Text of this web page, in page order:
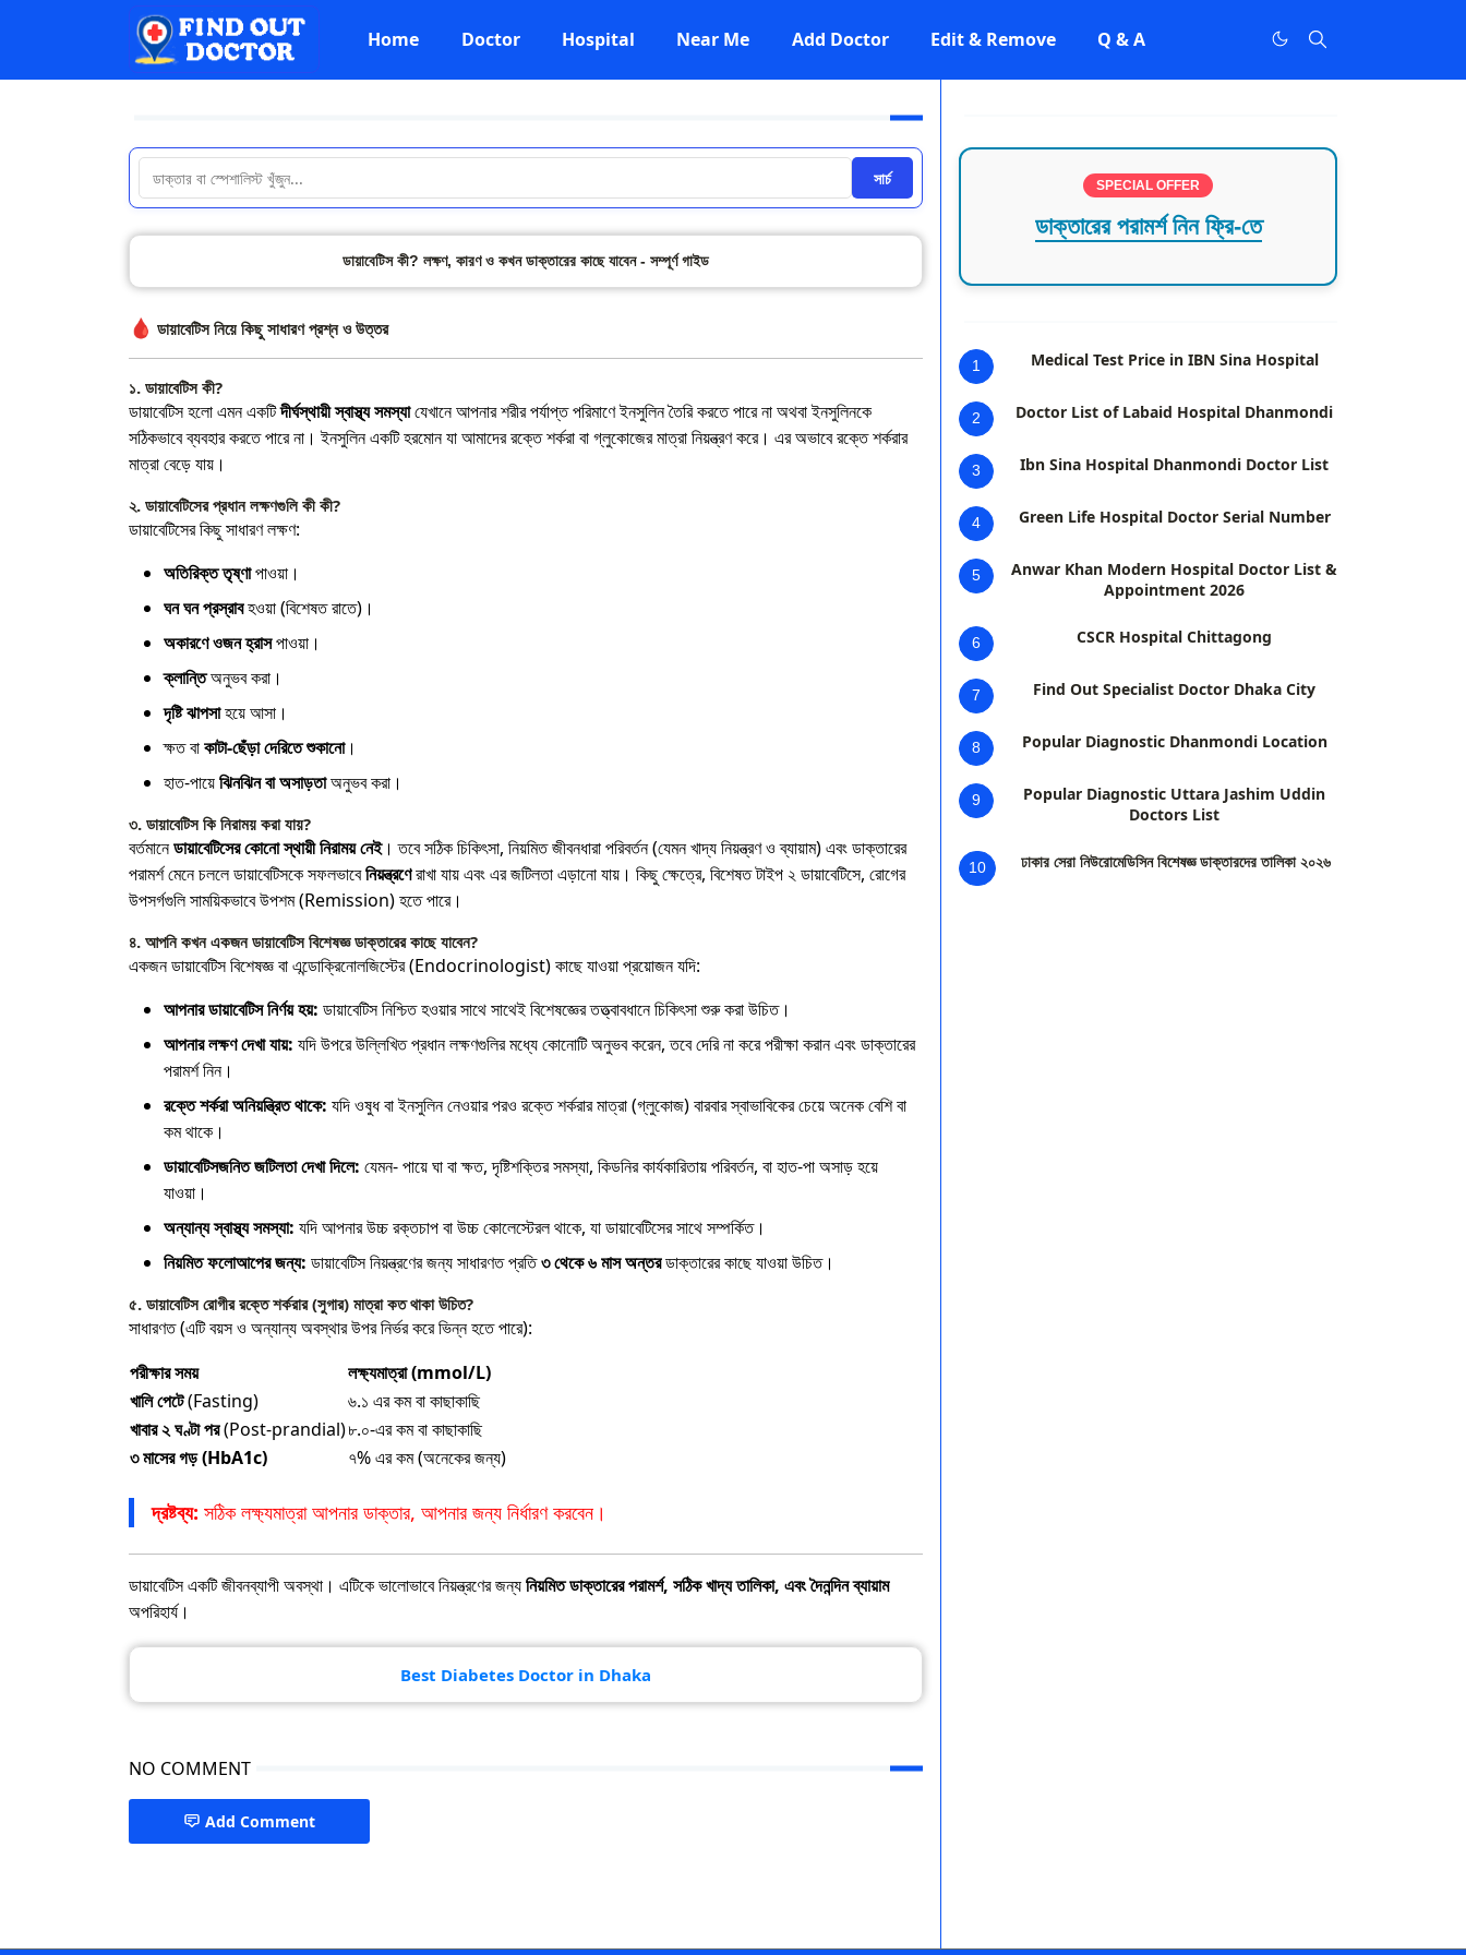
Home Doctor Hospital Near Me Add Doctor Edit & Remove Q & A
সার্চ
ডায়াবেটিস কী? লক্ষণ, কারণ ও কখন ডাক্তারের কাছে যাবেন - সম্পূর্ণ গাইড
🩸 ডায়াবেটিস নিয়ে কিছু সাধারণ প্রশ্ন ও উত্তর
১. ডায়াবেটিস কী?
ডায়াবেটিস হলো এমন একটিদীর্ঘস্থায়ী স্বাস্থ্য সমস্যাযেখানে আপনার শরীর পর্যাপ্ত পরিমাণে ইনসুলিন তৈরি করতে পারে না অথবা ইনসুলিনকে
সঠিকভাবে ব্যবহার করতে পারে না। ইনসুলিন একটি হরমোন যা আমাদের রক্তে শর্করা বা গ্লুকোজের মাত্রা নিয়ন্ত্রণ করে। এর অভাবে রক্তে শর্করার
মাত্রা বেড়ে যায়।
২. ডায়াবেটিসের প্রধান লক্ষণগুলি কী কী?
ডায়াবেটিসের কিছু সাধারণ লক্ষণ:
অতিরিক্ত তৃষ্ণাপাওয়া।
ঘন ঘন প্রস্রাবহওয়া (বিশেষত রাতে)।
অকারণে ওজন হ্রাসপাওয়া।
ক্লান্তিঅনুভব করা।
দৃষ্টি ঝাপসাহয়ে আসা।
ক্ষত বাকাটা-ছেঁড়া দেরিতে শুকানো।
হাত-পায়েঝিনঝিন বা অসাড়তাঅনুভব করা।
৩. ডায়াবেটিস কি নিরাময় করা যায়?
বর্তমানেডায়াবেটিসের কোনো স্থায়ী নিরাময় নেই। তবে সঠিক চিকিৎসা, নিয়মিত জীবনধারা পরিবর্তন (যেমন খাদ্য নিয়ন্ত্রণ ও ব্যায়াম) এবং ডাক্তারের
পরামর্শ মেনে চললে ডায়াবেটিসকে সফলভাবেনিয়ন্ত্রণেরাখা যায় এবং এর জটিলতা এড়ানো যায়। কিছু ক্ষেত্রে, বিশেষত টাইপ ২ ডায়াবেটিসে, রোগের
উপসর্গগুলি সাময়িকভাবে উপশম (Remission) হতে পারে।
৪. আপনি কখন একজন ডায়াবেটিস বিশেষজ্ঞ ডাক্তারের কাছে যাবেন?
একজন ডায়াবেটিস বিশেষজ্ঞ বা এন্ডোক্রিনোলজিস্টের (Endocrinologist) কাছে যাওয়া প্রয়োজন যদি:
আপনার ডায়াবেটিস নির্ণয় হয়: ডায়াবেটিস নিশ্চিত হওয়ার সাথে সাথেই বিশেষজ্ঞের তত্ত্বাবধানে চিকিৎসা শুরু করা উচিত।
আপনার লক্ষণ দেখা যায়: যদি উপরে উল্লিখিত প্রধান লক্ষণগুলির মধ্যে কোনোটি অনুভব করেন, তবে দেরি না করে পরীক্ষা করান এবং ডাক্তারের
পরামর্শ নিন।
রক্তে শর্করা অনিয়ন্ত্রিত থাকে: যদি ওষুধ বা ইনসুলিন নেওয়ার পরও রক্তে শর্করার মাত্রা (গ্লুকোজ) বারবার স্বাভাবিকের চেয়ে অনেক বেশি বা
কম থাকে।
ডায়াবেটিসজনিত জটিলতা দেখা দিলে: যেমন- পায়ে ঘা বা ক্ষত, দৃষ্টিশক্তির সমস্যা, কিডনির কার্যকারিতায় পরিবর্তন, বা হাত-পা অসাড় হয়ে
যাওয়া।
অন্যান্য স্বাস্থ্য সমস্যা: যদি আপনার উচ্চ রক্তচাপ বা উচ্চ কোলেস্টেরল থাকে, যা ডায়াবেটিসের সাথে সম্পর্কিত।
নিয়মিত ফলোআপের জন্য: ডায়াবেটিস নিয়ন্ত্রণের জন্য সাধারণত প্রতি৩ থেকে ৬ মাস অন্তরডাক্তারের কাছে যাওয়া উচিত।
৫. ডায়াবেটিস রোগীর রক্তে শর্করার (সুগার) মাত্রা কত থাকা উচিত?
সাধারণত (এটি বয়স ও অন্যান্য অবস্থার উপর নির্ভর করে ভিন্ন হতে পারে):
পরীক্ষার সময়
লক্ষ্যমাত্রা (mmol/L)
খালি পেটে(Fasting)
৬.১ এর কম বা কাছাকাছি
খাবার ২ ঘণ্টা পর(Post-prandial)৮.০-এর কম বা কাছাকাছি
৩ মাসের গড় (HbA1c)
৭% এর কম (অনেকের জন্য)
দ্রষ্টব্য: সঠিক লক্ষ্যমাত্রা আপনার ডাক্তার, আপনার জন্য নির্ধারণ করবেন।
ডায়াবেটিস একটি জীবনব্যাপী অবস্থা। এটিকে ভালোভাবে নিয়ন্ত্রণের জন্যনিয়মিত ডাক্তারের পরামর্শ, সঠিক খাদ্য তালিকা, এবং দৈনন্দিন ব্যায়াম
অপরিহার্য।
Best Diabetes Doctor in Dhaka
NO COMMENT
Add Comment
SPECIAL OFFER
ডাক্তারের পরামর্শ নিন ফ্রি-তে
1 Medical Test Price in IBN Sina Hospital
2 Doctor List of Labaid Hospital Dhanmondi
3 Ibn Sina Hospital Dhanmondi Doctor List
4 Green Life Hospital Doctor Serial Number
5
Anwar Khan Modern Hospital Doctor List &
Appointment 2026
6 CSCR Hospital Chittagong
7 Find Out Specialist Doctor Dhaka City
8 Popular Diagnostic Dhanmondi Location
9
Popular Diagnostic Uttara Jashim Uddin
Doctors List
10 ঢাকার সেরা নিউরোমেডিসিন বিশেষজ্ঞ ডাক্তারদের তালিকা ২০২৬